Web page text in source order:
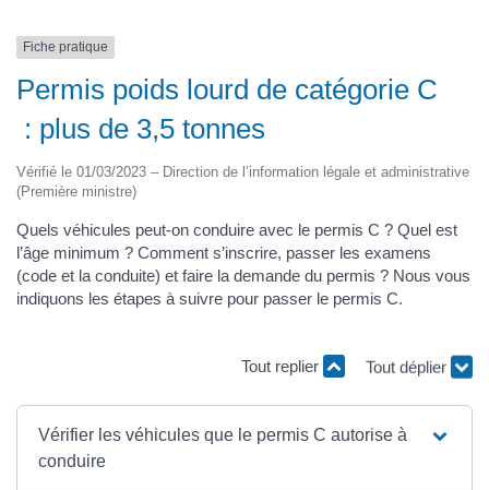
Fiche pratique
Permis poids lourd de catégorie C
: plus de 3,5 tonnes
Vérifié le 01/03/2023 – Direction de l’information légale et administrative
(Première ministre)
Quels véhicules peut-on conduire avec le permis C ? Quel est
l’âge minimum ? Comment s’inscrire, passer les examens
(code et la conduite) et faire la demande du permis ? Nous vous
indiquons les étapes à suivre pour passer le permis C.
Tout replier Tout déplier
Vérifier les véhicules que le permis C autorise à
conduire